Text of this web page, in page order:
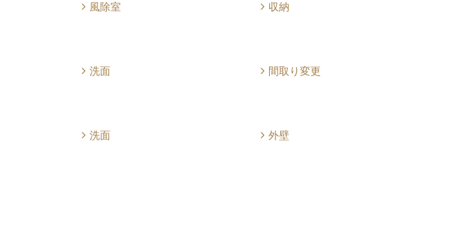
風除室
収納
洗面
間取り変更
洗面
外壁